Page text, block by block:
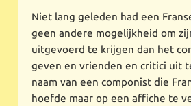
Niet lang geleden had een
geen andere mogelijkheid om
uitgevoerd te krijgen dan het
geven en vrienden en critici uit
naam van een componist die
hoefde maar op een affiche te